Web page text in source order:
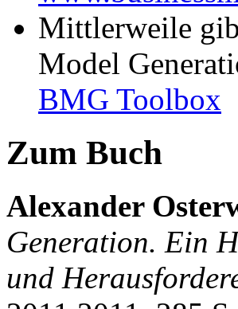
Mittlerweile
Model
BMG Toolbox
Zum Buch
Alexander
Generation. Ein
und